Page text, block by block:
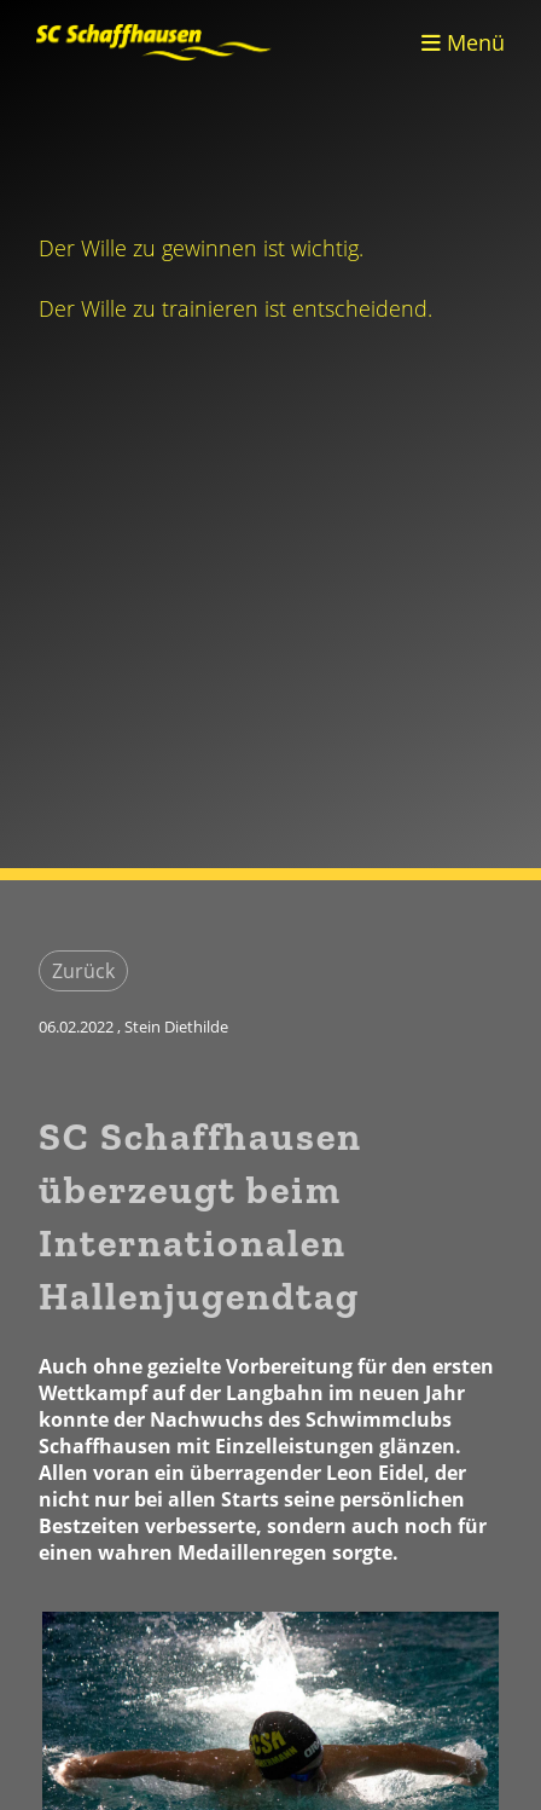
Menü
Der Wille zu gewinnen ist wichtig.
Der Wille zu trainieren ist entscheidend.
Zurück
06.02.2022, Stein Diethilde
SC Schaffhausen
überzeugt beim
Internationalen
Hallenjugendtag
Auch ohne gezielte Vorbereitung für den ersten
Wettkampf auf der Langbahn im neuen Jahr
konnte der Nachwuchs des Schwimmclubs
Schaffhausen mit Einzelleistungen glänzen.
Allen voran ein überragender Leon Eidel, der
nicht nur bei allen Starts seine persönlichen
Bestzeiten verbesserte, sondern auch noch für
einen wahren Medaillenregen sorgte.